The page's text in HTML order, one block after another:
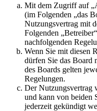
Mit dem Zugriff auf
(im Folgenden „das
Nutzungsvertrag mit
Folgenden
nachfolgenden
Wenn Sie mit diesen
dürfen Sie das Board
des Boards gelten
Regelungen.
Der Nutzungsvertrag
und kann von beiden
jederzeit gekündigt